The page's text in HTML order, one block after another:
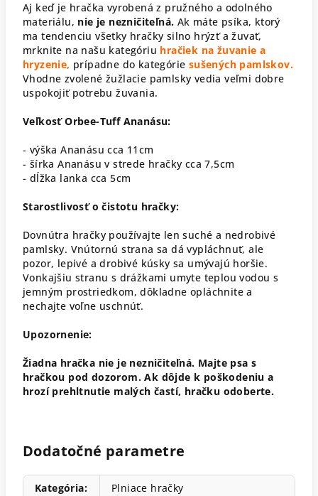
Aj keď je hračka vyrobená z pružného a odolného
materiálu, nie je nezničiteľná. Ak máte psíka, ktorý
ma tendenciu všetky hračky silno hrýzť a žuvať,
mrknite na našu kategóriu hračiek na žuvanie a
hryzenie, prípadne do kategórie sušených pamlskov.
Vhodne zvolené žužlacie pamlsky vedia veľmi dobre
uspokojiť potrebu žuvania.
Veľkosť Orbee-Tuff Ananásu:
- výška Ananásu cca 11cm
- šírka Ananásu v strede hračky cca 7,5cm
- dĺžka lanka cca 5cm
Starostlivosť o čistotu hračky:
Dovnútra hračky používajte len suché a nedrobivé
pamlsky. Vnútornú strana sa dá vypláchnuť, ale
pozor, lepivé a drobivé kúsky sa umývajú horšie.
Vonkajšiu stranu s drážkami umyte teplou vodou s
jemným prostriedkom, dôkladne opláchnite a
nechajte voľne uschnúť.
Upozornenie:
Žiadna hračka nie je nezničiteľná. Majte psa s
hračkou pod dozorom. Ak dôjde k poškodeniu a
hrozí prehltnutie malých častí, hračku odoberte.
Dodatočné parametre
Kategória: Plniace hračky